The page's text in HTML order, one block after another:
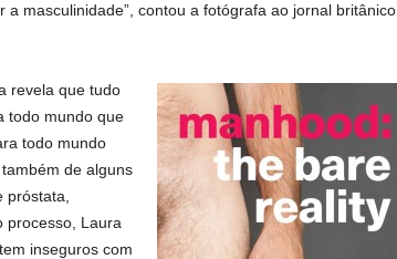
masculinidade”, contou a fotógrafa ao jornal britânico
revela que tudo
todo mundo que
todo mundo
de alguns
processo, Laura
inseguros com